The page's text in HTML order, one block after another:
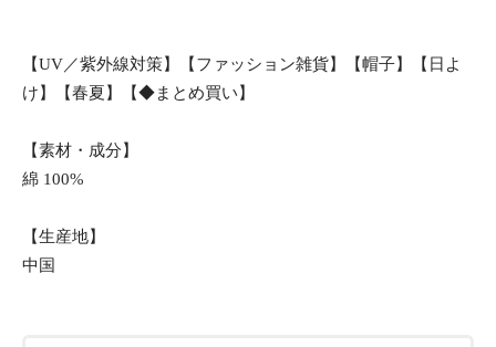
【UV／紫外線対策】【ファッション雑貨】【帽子】【日よ
け】【春夏】【◆まとめ買い】
【素材・成分】
綿 100%
【生産地】
中国